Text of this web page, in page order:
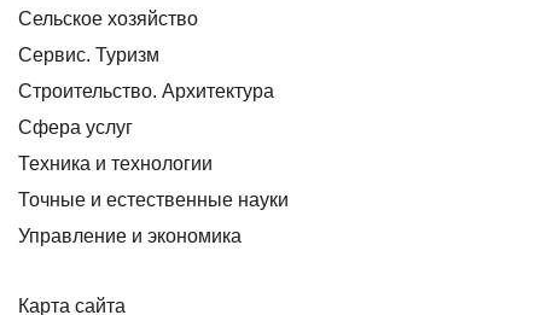
Сельское хозяйство
Сервис. Туризм
Строительство. Архитектура
Сфера услуг
Техника и технологии
Точные и естественные науки
Управление и экономика
Карта сайта